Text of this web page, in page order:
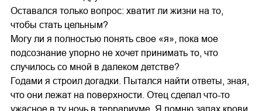
Оставался только вопрос: хватит ли жизни на то,
чтобы стать цельным?
Могу ли я полностью понять свое «я», пока мое
подсознание упорно не хочет принимать то, что
случилось со мной в далеком детстве?
Годами я строил догадки. Пытался найти ответы, зная,
что они лежат на поверхности. Отец сделал что-то